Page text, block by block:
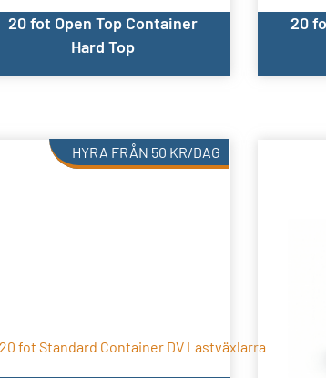
20 fot Open Top Container
Hard Top
20
HYRA FRÅN 50 KR/DAG